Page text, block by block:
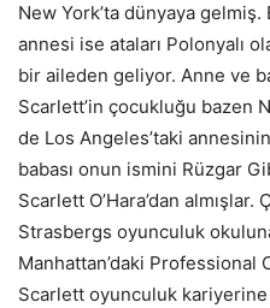
New York’ta dünyaya gelmiş.
annesi ise ataları Polonyalı
bir aileden geliyor. Anne ve
Scarlett’in çocukluğu bazen
de Los Angeles’taki
babası onun ismini Rüzgar
Scarlett O’Hara’dan
Strasbergs oyunculuk
Manhattan’daki Professional
Scarlett oyunculuk kariyerine